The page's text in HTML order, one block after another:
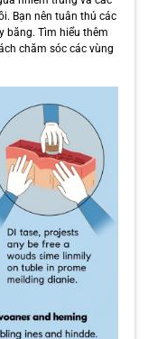
Bạn nên tuân thủ các
băng. Tìm hiểu thêm
chăm sóc các vùng